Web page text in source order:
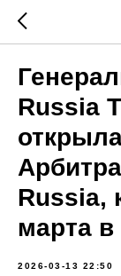
Russia
Russia,
марта
2026-03-13 22:50